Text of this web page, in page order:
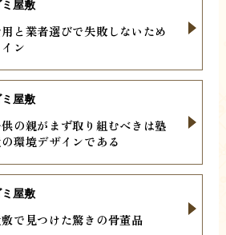
と業者選びで失敗しないため
ン
ミ屋敷
の親がまず取り組むべきは塾
環境デザインである
ミ屋敷
で見つけた驚きの骨董品
ミ屋敷